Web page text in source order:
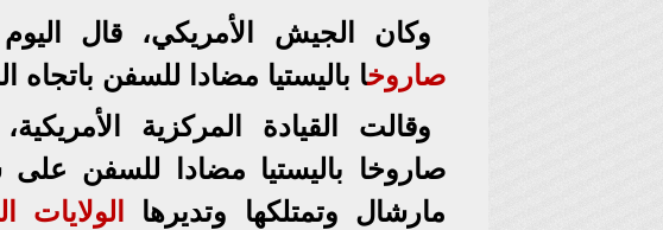
وكان الجيش الأمريكي، قال اليوم
صاروخا باليستيا مضادا للسفن
وقالت القيادة المركزية
صاروخا باليستيا مضادا للسفن
مارشال وتمتلكها وتديرها
الولايات